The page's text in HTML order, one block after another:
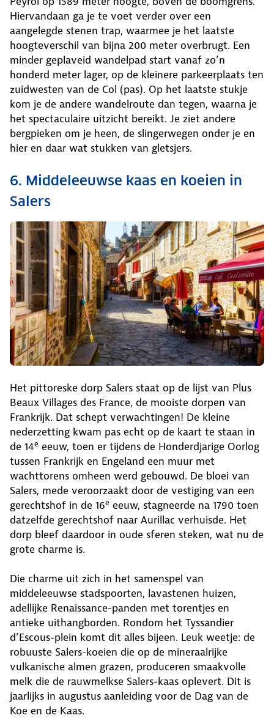
Hiervandaan ga je te voet verder over een
aangelegde stenen trap, waarmee je het laatste
hoogteverschil van bijna 200 meter overbrugt. Een
minder geplaveid wandelpad start vanaf zo’n
honderd meter lager, op de kleinere parkeerplaats ten
zuidwesten van de Col (pas). Op het laatste stukje
kom je de andere wandelroute dan tegen, waarna je
het spectaculaire uitzicht bereikt. Je ziet andere
bergpieken om je heen, de slingerwegen onder je en
hier en daar wat stukken van gletsjers.
6. Middeleeuwse kaas en koeien in
Salers
Het pittoreske dorp Salers staat op de lijst van Plus
Beaux Villages des France, de mooiste dorpen van
Frankrijk. Dat schept verwachtingen! De kleine
nederzetting kwam pas echt op de kaart te staan in
de 14e eeuw, toen er tijdens de Honderdjarige Oorlog
tussen Frankrijk en Engeland een muur met
wachttorens omheen werd gebouwd. De bloei van
Salers, mede veroorzaakt door de vestiging van een
gerechtshof in de 16e eeuw, stagneerde na 1790 toen
datzelfde gerechtshof naar Aurillac verhuisde. Het
dorp bleef daardoor in oude sferen steken, wat nu de
grote charme is.
Die charme uit zich in het samenspel van
middeleeuwse stadspoorten, lavastenen huizen,
adellijke Renaissance-panden met torentjes en
antieke uithangborden. Rondom het Tyssandier
d’Escous-plein komt dit alles bijeen. Leuk weetje: de
robuuste Salers-koeien die op de mineraalrijke
vulkanische almen grazen, produceren smaakvolle
melk die de rauwmelkse Salers-kaas oplevert. Dit is
jaarlijks in augustus aanleiding voor de Dag van de
Koe en de Kaas.